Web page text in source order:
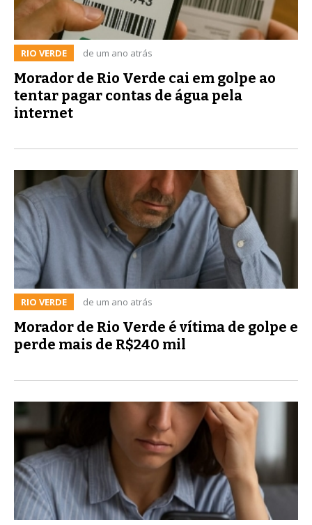
RIO VERDE de um ano atrás
Morador de Rio Verde cai em golpe ao
tentar pagar contas de água pela
internet
RIO VERDE de um ano atrás
Morador de Rio Verde é vítima de golpe e
perde mais de R$240 mil